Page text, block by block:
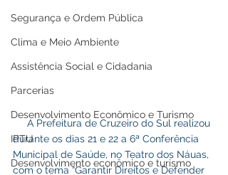
Segurança e Ordem Pública
Clima e Meio Ambiente
Assistência Social e Cidadania
Parcerias
Desenvolvimento Econômico e Turismo
IPTU
Desenvolvimento econômico e turismo
durante os dias 21 e 22 a 6ª Conferência
Municipal de Saúde, no Teatro dos Náuas,
com o tema “Garantir Direitos e Defender